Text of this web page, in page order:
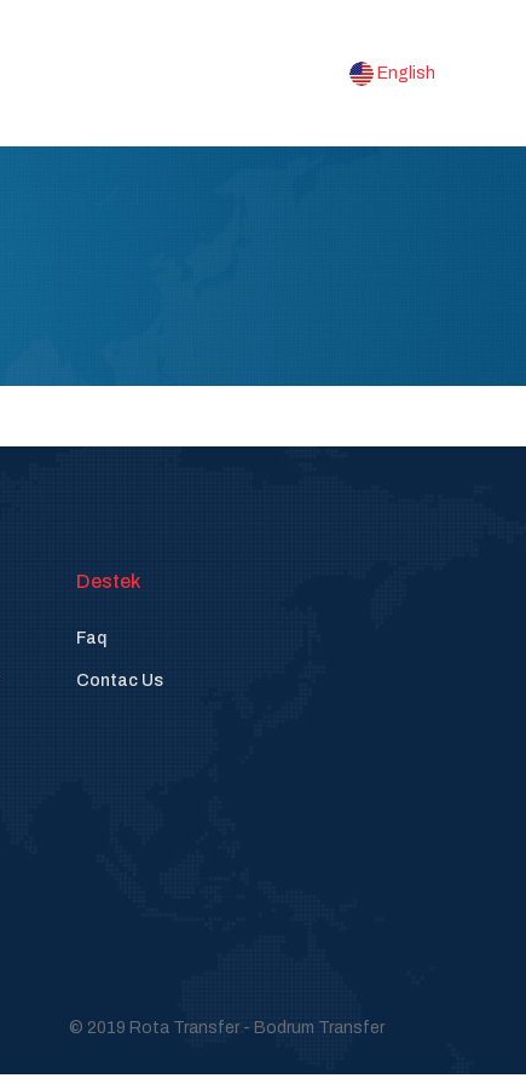
English
Destek
Faq
Contac Us
© 2019 Rota Transfer - Bodrum Transfer